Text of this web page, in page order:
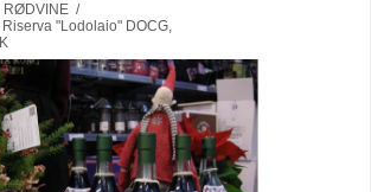
RØDVINE /
"Lodolaio" DOCG,